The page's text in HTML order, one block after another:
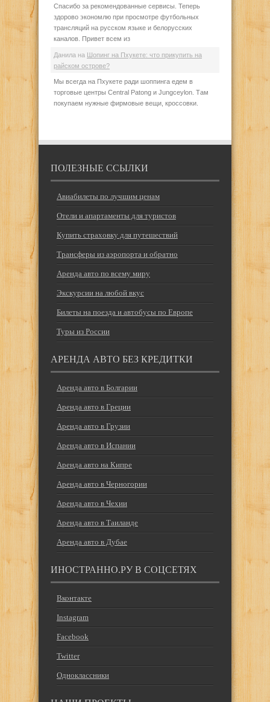
Спасибо за рекомендованные сервисы. Теперь
здорово экономлю при просмотре футбольных
трансляций на русском языке и белорусских
каналов. Привет всем из
Данила на Шопинг на Пхукете: что прикупить на
райском острове?
Мы всегда на Пхукете ради шоппинга едем в
торговые центры Central Patong и Jungceylon. Там
покупаем нужные фирмовые вещи, кроссовки.
ПОЛЕЗНЫЕ ССЫЛКИ
Авиабилеты по лучшим ценам
Отели и апартаменты для туристов
Купить страховку для путешествий
Трансферы из аэропорта и обратно
Аренда авто по всему миру
Экскурсии на любой вкус
Билеты на поезда и автобусы по Европе
Туры из России
АРЕНДА АВТО БЕЗ КРЕДИТКИ
Аренда авто в Болгарии
Аренда авто в Греции
Аренда авто в Грузии
Аренда авто в Испании
Аренда авто на Кипре
Аренда авто в Черногории
Аренда авто в Чехии
Аренда авто в Таиланде
Аренда авто в Дубае
ИНОСТРАННО.РУ В СОЦСЕТЯХ
Вконтакте
Instagram
Facebook
Twitter
Одноклассники